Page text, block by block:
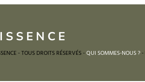
- TOUS DROITS RÉSERVÉS -QUI SOMMES-NOUS ?-